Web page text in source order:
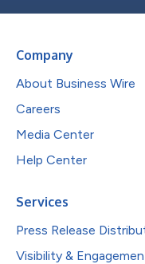
Company
About Business Wire
Careers
Media Center
Help Center
Services
Press Release
Visibility &